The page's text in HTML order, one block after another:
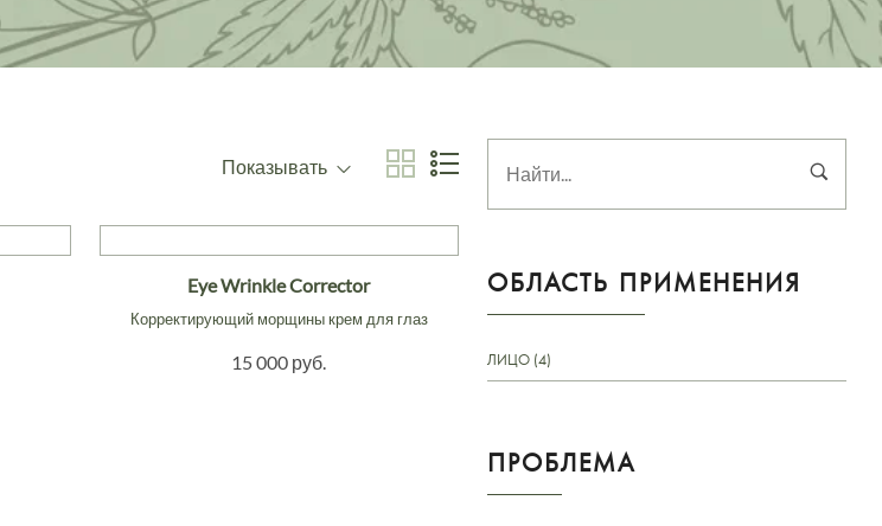
Показывать
Eye Wrinkle Corrector
Корректирующий морщины крем для глаз
15 000 руб.
ОБЛАСТЬ ПРИМЕНЕНИЯ
ЛИЦО (4)
ПРОБЛЕМА